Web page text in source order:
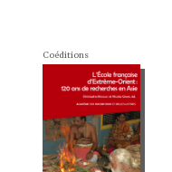
Coéditions